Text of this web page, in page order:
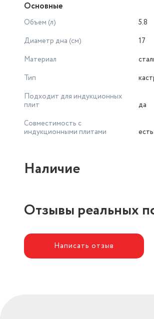
Основные
Объем (л)
5.8
Диаметр дна (см)
17
Материал
Тип
Подходит для индукционных
плит
да
Совместимость с
индукционными плитами
есть
Наличие
Отзывы реальных
Написать отзыв